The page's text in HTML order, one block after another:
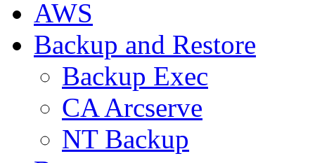
AWS
Backup and Restore
Backup Exec
CA Arcserve
NT Backup